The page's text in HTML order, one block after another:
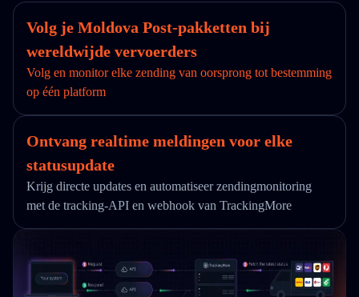
Volg je Moldova Post-pakketten bij
wereldwijde vervoerders
Volg en monitor elke zending van oorsprong tot bestemming
op één platform
Ontvang realtime meldingen voor elke
statusupdate
Krijg directe updates en automatiseer zendingmonitoring
met de tracking-API en webhook van TrackingMore